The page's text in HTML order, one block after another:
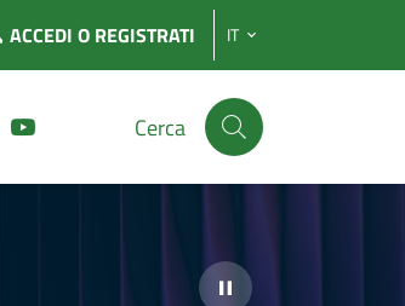
ACCEDI O REGISTRATI IT
Cerca